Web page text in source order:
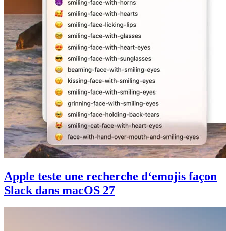
Apple teste une recherche d‘emojis façon
Slack dans macOS 27